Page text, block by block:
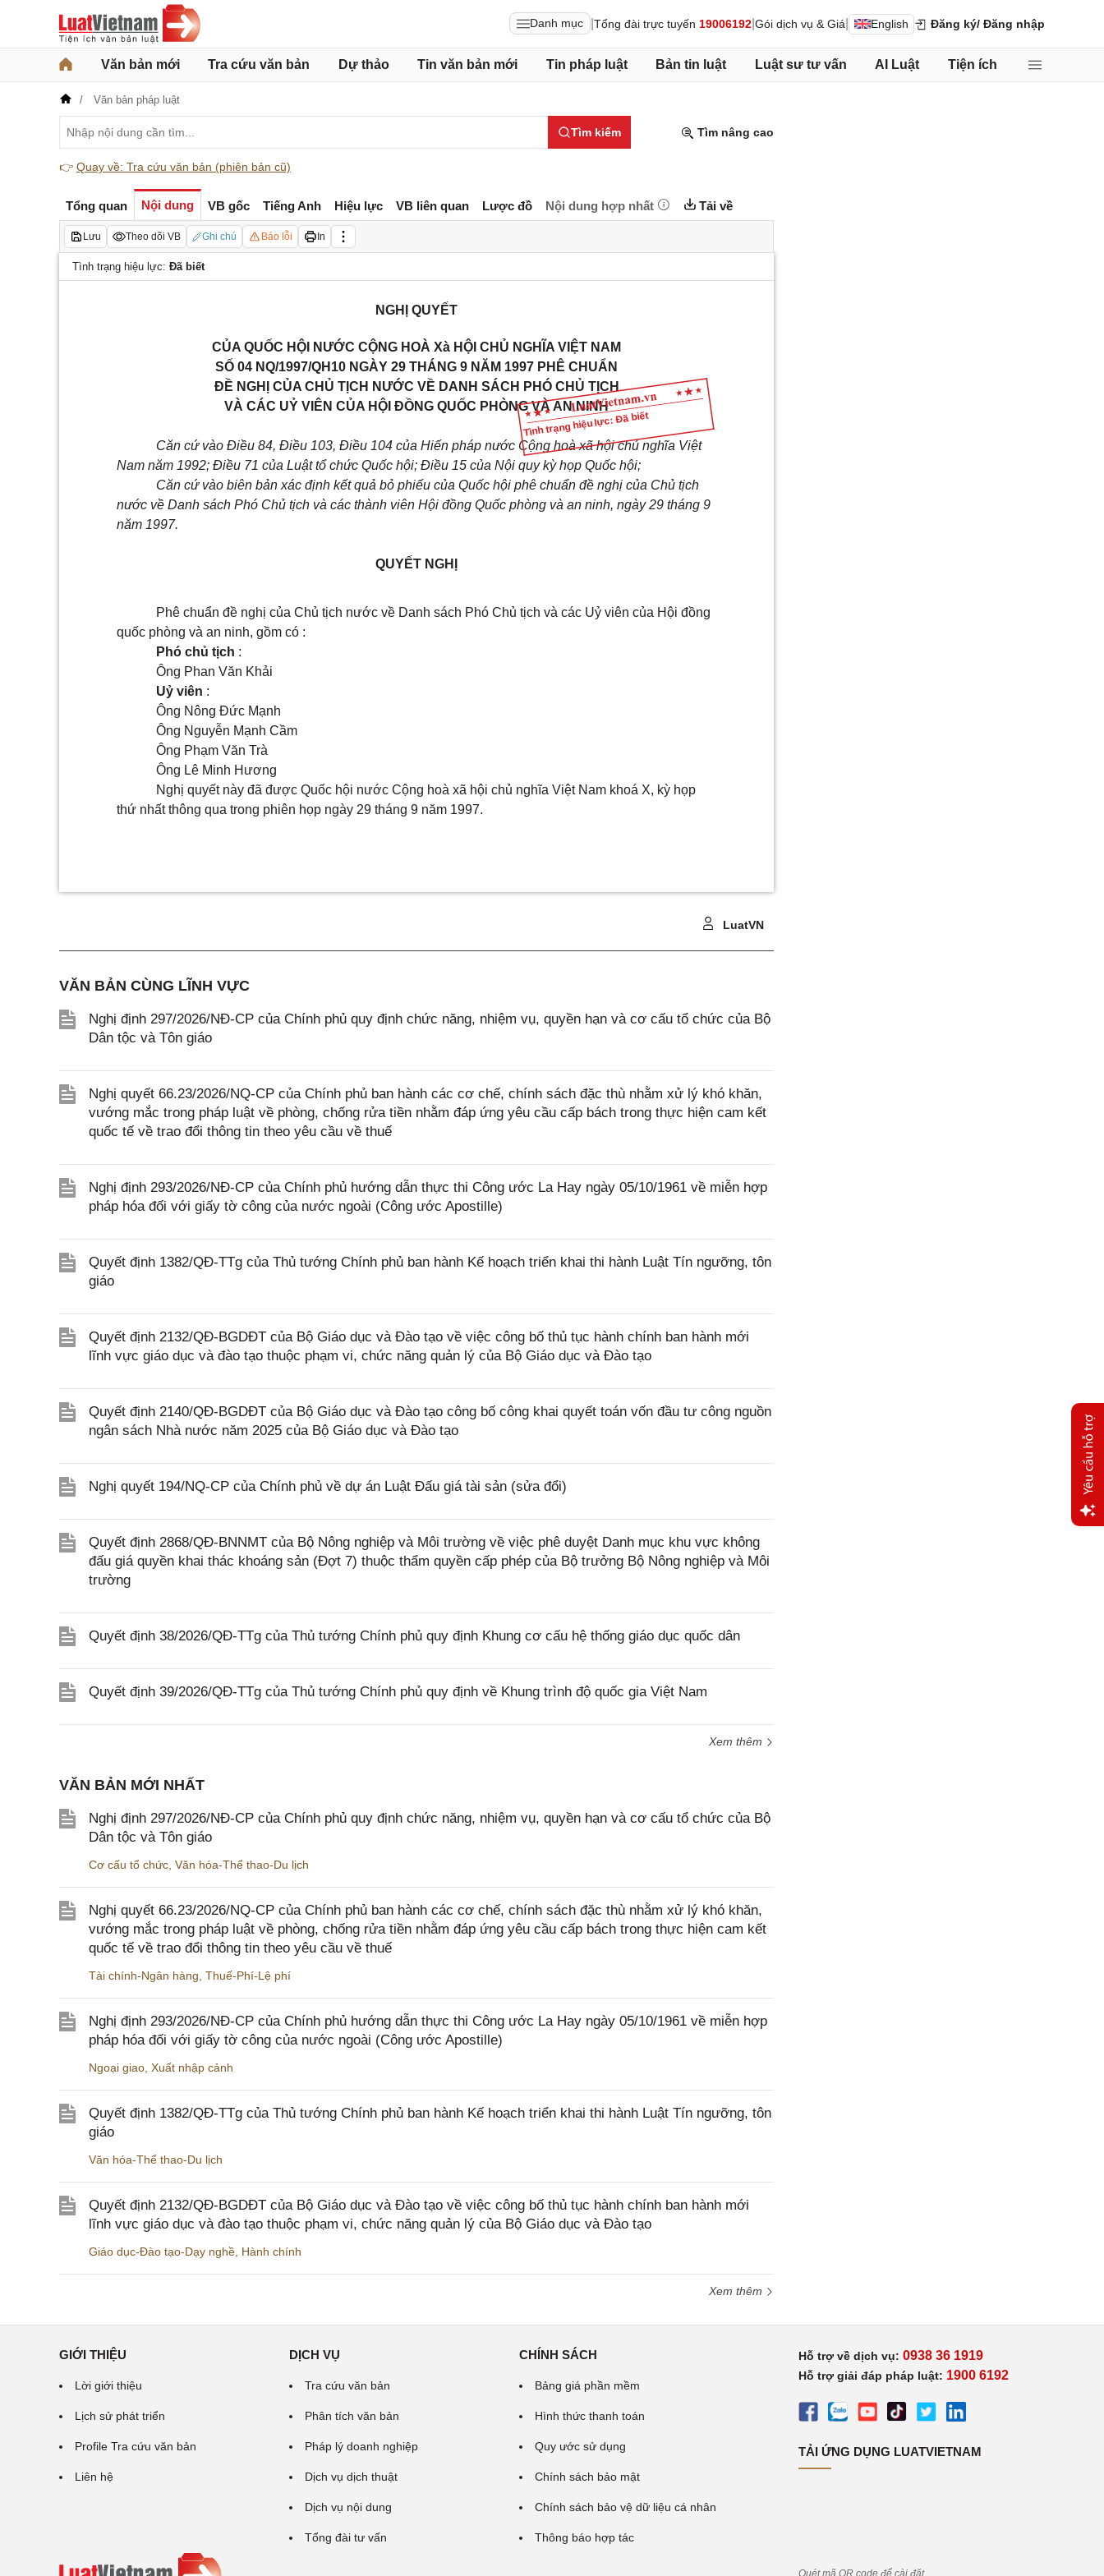
Danh mục Tổng đài trực tuyến 19006192 Gói dịch vụ & Giá English Đăng ký/ Đăng nhập
Văn bản mới Tra cứu văn bản Dự thảo Tin văn bản mới Tin pháp luật Bản tin luật Luật sư tư vấn AI Luật Tiện ích
Văn bản pháp luật
Tìm kiếm Tìm nâng cao
👉 Quay về: Tra cứu văn bản (phiên bản cũ)
Tổng quan Nội dung VB gốc Tiếng Anh Hiệu lực VB liên quan Lược đồ Nội dung hợp nhất Tải về
Lưu Theo dõi VB Ghi chú Báo lỗi In
Tình trạng hiệu lực: Đã biết
Tình trạng hiệu lực: Đã biết
NGHỊ QUYẾT
CỦA QUỐC HỘI NƯỚC CỘNG HOÀ Xà HỘI CHỦ NGHĨA VIỆT NAM
SỐ 04 NQ/1997/QH10 NGÀY 29 THÁNG 9 NĂM 1997 PHÊ CHUẨN
ĐỀ NGHỊ CỦA CHỦ TỊCH NƯỚC VỀ DANH SÁCH PHÓ CHỦ TỊCH
VÀ CÁC UỶ VIÊN CỦA HỘI ĐỒNG QUỐC PHÒNG VÀ AN NINH
Căn cứ vào Điều 84, Điều 103, Điều 104 của Hiến pháp nước Cộng hoà xã hội chủ nghĩa Việt
Nam năm 1992; Điều 71 của Luật tổ chức Quốc hội; Điều 15 của Nội quy kỳ họp Quốc hội;
Căn cứ vào biên bản xác định kết quả bỏ phiếu của Quốc hội phê chuẩn đề nghị của Chủ tịch
nước về Danh sách Phó Chủ tịch và các thành viên Hội đồng Quốc phòng và an ninh, ngày 29 tháng 9
năm 1997.
QUYẾT NGHỊ
Phê chuẩn đề nghị của Chủ tịch nước về Danh sách Phó Chủ tịch và các Uỷ viên của Hội đồng
quốc phòng và an ninh, gồm có :
Phó chủ tịch :
Ông Phan Văn Khải
Uỷ viên :
Ông Nông Đức Mạnh
Ông Nguyễn Mạnh Cầm
Ông Phạm Văn Trà
Ông Lê Minh Hương
Nghị quyết này đã được Quốc hội nước Cộng hoà xã hội chủ nghĩa Việt Nam khoá X, kỳ họp
thứ nhất thông qua trong phiên họp ngày 29 tháng 9 năm 1997.
LuatVN
VĂN BẢN CÙNG LĨNH VỰC
Nghị định 297/2026/NĐ-CP của Chính phủ quy định chức năng, nhiệm vụ, quyền hạn và cơ cấu tổ chức của Bộ
Dân tộc và Tôn giáo
Nghị quyết 66.23/2026/NQ-CP của Chính phủ ban hành các cơ chế, chính sách đặc thù nhằm xử lý khó khăn,
vướng mắc trong pháp luật về phòng, chống rửa tiền nhằm đáp ứng yêu cầu cấp bách trong thực hiện cam kết
quốc tế về trao đổi thông tin theo yêu cầu về thuế
Nghị định 293/2026/NĐ-CP của Chính phủ hướng dẫn thực thi Công ước La Hay ngày 05/10/1961 về miễn hợp
pháp hóa đối với giấy tờ công của nước ngoài (Công ước Apostille)
Quyết định 1382/QĐ-TTg của Thủ tướng Chính phủ ban hành Kế hoạch triển khai thi hành Luật Tín ngưỡng, tôn
giáo
Quyết định 2132/QĐ-BGDĐT của Bộ Giáo dục và Đào tạo về việc công bố thủ tục hành chính ban hành mới
lĩnh vực giáo dục và đào tạo thuộc phạm vi, chức năng quản lý của Bộ Giáo dục và Đào tạo
Quyết định 2140/QĐ-BGDĐT của Bộ Giáo dục và Đào tạo công bố công khai quyết toán vốn đầu tư công nguồn
ngân sách Nhà nước năm 2025 của Bộ Giáo dục và Đào tạo
Nghị quyết 194/NQ-CP của Chính phủ về dự án Luật Đấu giá tài sản (sửa đổi)
Quyết định 2868/QĐ-BNNMT của Bộ Nông nghiệp và Môi trường về việc phê duyệt Danh mục khu vực không
đấu giá quyền khai thác khoáng sản (Đợt 7) thuộc thẩm quyền cấp phép của Bộ trưởng Bộ Nông nghiệp và Môi
trường
Quyết định 38/2026/QĐ-TTg của Thủ tướng Chính phủ quy định Khung cơ cấu hệ thống giáo dục quốc dân
Quyết định 39/2026/QĐ-TTg của Thủ tướng Chính phủ quy định về Khung trình độ quốc gia Việt Nam
Xem thêm
VĂN BẢN MỚI NHẤT
Nghị định 297/2026/NĐ-CP của Chính phủ quy định chức năng, nhiệm vụ, quyền hạn và cơ cấu tổ chức của Bộ
Dân tộc và Tôn giáo
Cơ cấu tổ chức Văn hóa-Thể thao-Du lịch
Nghị quyết 66.23/2026/NQ-CP của Chính phủ ban hành các cơ chế, chính sách đặc thù nhằm xử lý khó khăn,
vướng mắc trong pháp luật về phòng, chống rửa tiền nhằm đáp ứng yêu cầu cấp bách trong thực hiện cam kết
quốc tế về trao đổi thông tin theo yêu cầu về thuế
Tài chính-Ngân hàng Thuế-Phí-Lệ phí
Nghị định 293/2026/NĐ-CP của Chính phủ hướng dẫn thực thi Công ước La Hay ngày 05/10/1961 về miễn hợp
pháp hóa đối với giấy tờ công của nước ngoài (Công ước Apostille)
Ngoại giao Xuất nhập cảnh
Quyết định 1382/QĐ-TTg của Thủ tướng Chính phủ ban hành Kế hoạch triển khai thi hành Luật Tín ngưỡng, tôn
giáo
Văn hóa-Thể thao-Du lịch
Quyết định 2132/QĐ-BGDĐT của Bộ Giáo dục và Đào tạo về việc công bố thủ tục hành chính ban hành mới
lĩnh vực giáo dục và đào tạo thuộc phạm vi, chức năng quản lý của Bộ Giáo dục và Đào tạo
Giáo dục-Đào tạo-Dạy nghề Hành chính
Xem thêm
GIỚI THIỆU
Lời giới thiệu
Lịch sử phát triển
Profile Tra cứu văn bản
Liên hệ
DỊCH VỤ
Tra cứu văn bản
Phân tích văn bản
Pháp lý doanh nghiệp
Dịch vụ dịch thuật
Dịch vụ nội dung
Tổng đài tư vấn
CHÍNH SÁCH
Bảng giá phần mềm
Hình thức thanh toán
Quy ước sử dụng
Chính sách bảo mật
Chính sách bảo vệ dữ liệu cá nhân
Thông báo hợp tác
Hỗ trợ về dịch vụ: 0938 36 1919
Hỗ trợ giải đáp pháp luật: 1900 6192
TẢI ỨNG DỤNG LUATVIETNAM
Quét mã QR code để cài đặt